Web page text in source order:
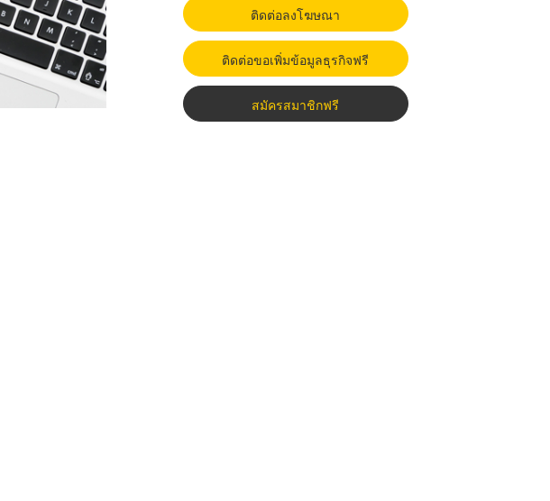
ติดต่อลงโฆษณา
ติดต่อขอเพิ่มข้อมูลธุรกิจฟรี
สมัครสมาชิกฟรี